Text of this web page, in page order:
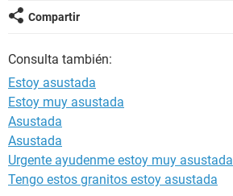
SEXUALIDAD
GLOSARIO
Compartir
Consulta también:
Estoy asustada
Estoy muy asustada
Asustada
Asustada
Urgente ayudenme estoy muy asustada
Tengo estos granitos estoy asustada